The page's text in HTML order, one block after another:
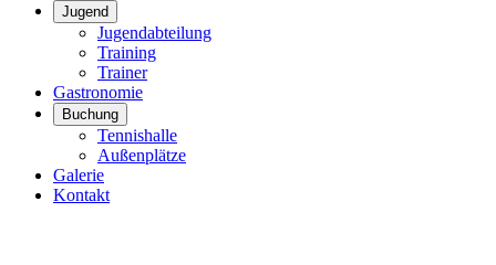
Jugend
Jugendabteilung
Training
Trainer
Gastronomie
Buchung
Tennishalle
Außenplätze
Galerie
Kontakt